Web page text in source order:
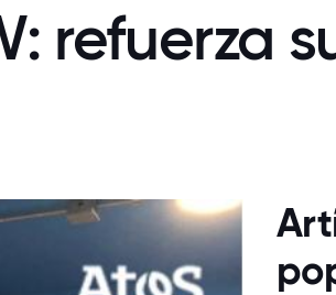
refuerza